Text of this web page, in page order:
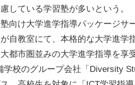
している学習塾が多いという。
向け大学進学指導パッケージサ
自教室にて、本格的な大学進学
都市圏並みの大学進学指導を享
校のグループ会社「Diversity